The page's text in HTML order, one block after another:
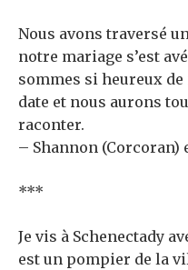
Nous avons traversé
notre mariage s’est
sommes si heureux
date et nous aurons
raconter.
– Shannon (Corcoran)
***
Je vis à Schenectady
est un pompier de la